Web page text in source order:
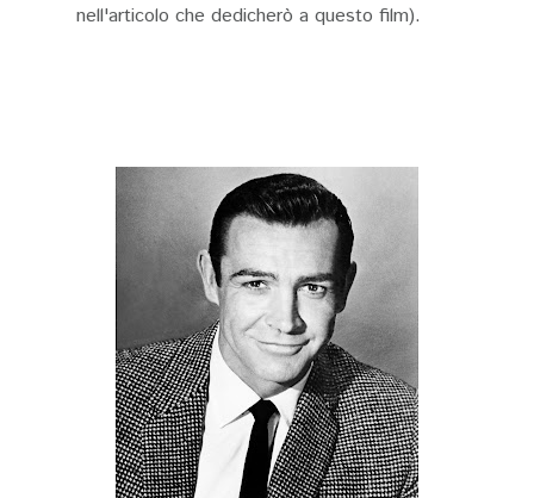
nell'articolo che dedicherò a questo film).